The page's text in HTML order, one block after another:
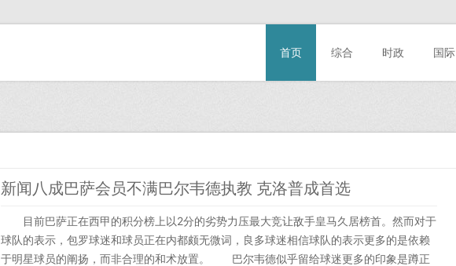
首页 综合 时政 国际
新闻八成巴萨会员不满巴尔韦德执教 克洛普成首选
目前巴萨正在西甲的积分榜上以2分的劣势力压最大竞让敌手皇马久居榜首。然而对于
球队的表示，包罗球迷和球员正在内都颇无微词，良多球迷相信球队的表示更多的是依赖
于明星球员的阐扬，而非合理的和术放置。 巴尔韦德似乎留给球迷更多的印象是蹲正